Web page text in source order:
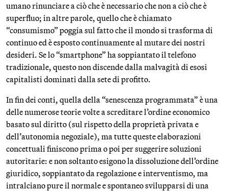
umano rinunciare a ciò che è necessario che non a ciò che è
superfluo; in altre parole, quello che è chiamato
“consumismo” poggia sul fatto che il mondo si trasforma di
continuo ed è esposto continuamente al mutare dei nostri
desideri. Se lo “smartphone” ha soppiantato il telefono
tradizionale, questo non discende dalla malvagità di esosi
capitalisti dominati dalla sete di profitto.
In fin dei conti, quella della “senescenza programmata” è una
delle numerose teorie volte a screditare l’ordine economico
basato sul diritto (sul rispetto della proprietà privata e
dell’autonomia negoziale), ma tutte queste elaborazioni
concettuali finiscono prima o poi per suggerire soluzioni
autoritarie: e non soltanto esigono la dissoluzione dell’ordine
giuridico, soppiantato da regolazione e interventismo, ma
intralciano pure il normale e spontaneo svilupparsi di una